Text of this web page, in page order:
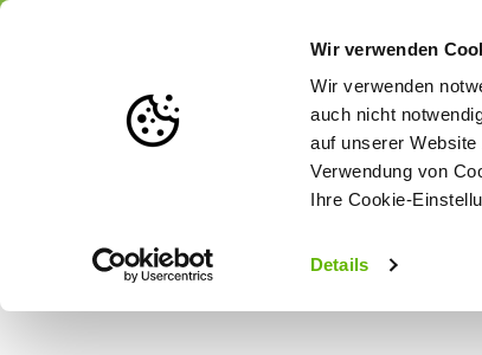
Wir verwenden
Wir verwenden
auch nicht
auf unserer
Verwendung von
Ihre Cookie-
Details
Weidezaun Zaunlösungen nach